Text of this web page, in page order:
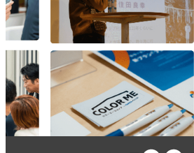
第３条（規約の履行）
参加者は、カラーミーショ
本規約、本イベントに関す
サイトに定める事項及び本
場所・施設等の定める規程
下「本規約等」といいます
ければならないものとしま